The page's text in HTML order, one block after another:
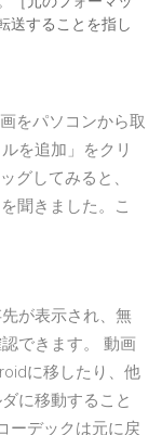
送することを指し
をパソコンから取
を追加」をクリ
グしてみると、
聞きました。こ
が表示され、無
できます。 動画
に移したり、他
に移動すること
ーデックは元に戻